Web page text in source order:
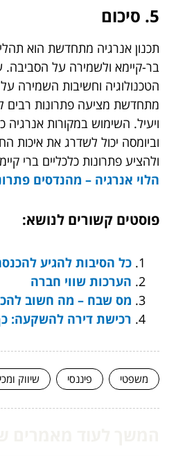
5. סיכום
תכנון אנרגיה מתחדשת הוא
בר-קיימא ולשמירה על
הטכנולוגיה וחשיבות השמירה
מתחדשת מציעה פתרונות רבים
ויעיל. השימוש במקורות
וביומסה יכול לשדרג את איכות
ולהציע פתרונות כלכליים ברי
הלוי אנרגיה – מהנדסים
פוסטים קשורים לנושא:
כל הסיבות להגיע
הערכות שווי חברה
מס שבח – מה חשוב
רכישת דירה להשקעה:
משפטי פיננסי שיווק